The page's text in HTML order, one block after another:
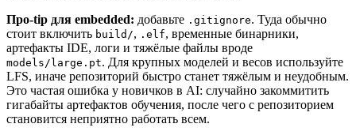
Про-tip для embedded: добавьте .gitignore. Туда обычно
стоит включить build/, .elf, временные бинарники,
артефакты IDE, логи и тяжёлые файлы вроде
models/large.pt. Для крупных моделей и весов используйте
LFS, иначе репозиторий быстро станет тяжёлым и неудобным.
Это частая ошибка у новичков в AI: случайно закоммитить
гигабайты артефактов обучения, после чего с репозиторием
становится неприятно работать всем.